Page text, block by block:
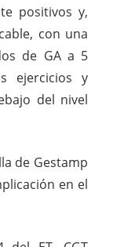
positivos y,
con una
de GA a 5
ejercicios y
del nivel
de Gestamp
en el